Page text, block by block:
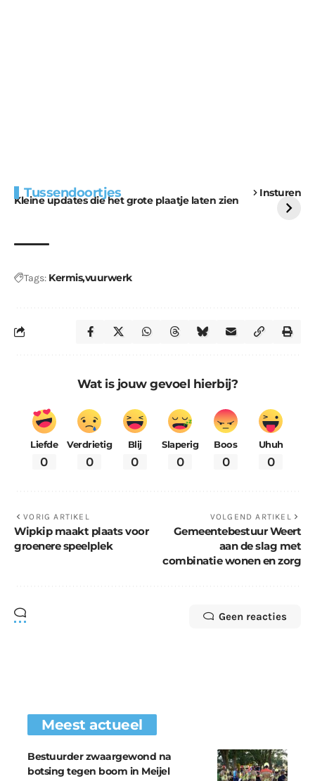
Tussendoortjes Insturen
Kleine updates die het grote plaatje laten zien
voor kabouters
uitdaging
Tags: Kermisvuurwerk
Wat is jouw gevoel hierbij?
Liefde
0
Verdrietig
0
Blij
0
Slaperig
0
Boos
0
Uhuh
0
VORIG ARTIKEL
Wipkip maakt plaats voor
groenere speelplek
VOLGEND ARTIKEL
Gemeentebestuur Weert
aan de slag met
combinatie wonen en zorg
Geen reacties
Meest actueel
Bestuurder zwaargewond na
botsing tegen boom in Meijel